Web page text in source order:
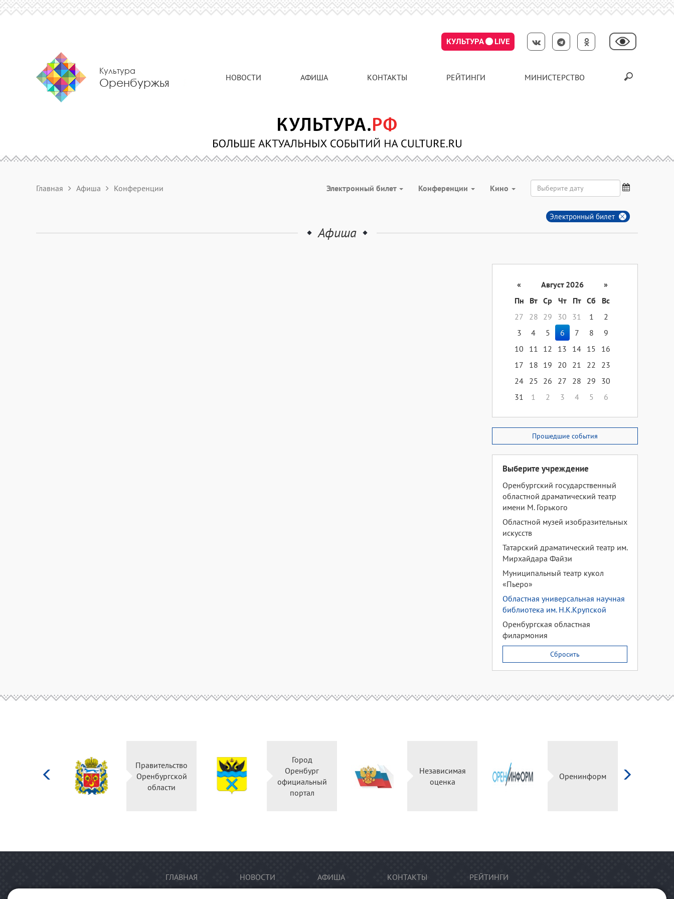
КУЛЬТУРА LIVE
Культура
Оренбуржья НОВОСТИ АФИША КОНТАКТЫ РЕЙТИНГИ МИНИСТЕРСТВО
Главная Афиша Конференции Электронный билет Конференции Кино
Электронный билет
Афиша
« Август 2026
»
Пн
Вт Ср Чт Пт Сб
Вс
27
28 29 30 31 1
2
3
4 5 6 7 8
9
10
11 12 13 14 15
16
17
18 19 20 21 22
23
24 25 26 27 28 29
30
31
1 2 3 4 5 6
Прошедшие события
Выберите учреждение
Оренбургский государственный
областной драматический театр
имени М. Горького
Областной музей изобразительных
искусств
Татарский драматический театр им.
Мирхайдара Файзи
Муниципальный театр кукол
«Пьеро»
Областная универсальная научная
библиотека им. Н.К.Крупской
Оренбургская областная
филармония
Сбросить
Правительство
Оренбургской
области
Город
Оренбург
официальный
портал
Независимая
оценка
Оренинформ
ГЛАВНАЯ НОВОСТИ АФИША КОНТАКТЫ РЕЙТИНГИ